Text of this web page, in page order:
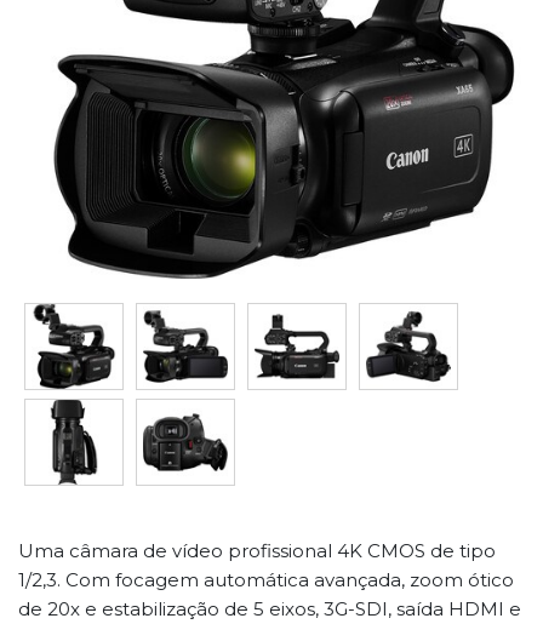
Uma câmara de vídeo profissional 4K CMOS de tipo
1/2,3. Com focagem automática avançada, zoom ótico
de 20x e estabilização de 5 eixos, 3G-SDI, saída HDMI e